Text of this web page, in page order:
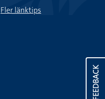
FEEDBACK
Fler länktips